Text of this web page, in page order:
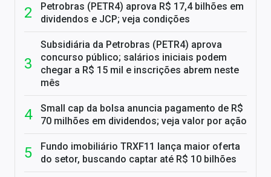
Petrobras (PETR4) aprova R$ 17,4 bilhões em
dividendos e JCP; veja condições
Subsidiária da Petrobras (PETR4) aprova
concurso público; salários iniciais podem
chegar a R$ 15 mil e inscrições abrem neste
mês
Small cap da bolsa anuncia pagamento de R$
70 milhões em dividendos; veja valor por ação
Fundo imobiliário TRXF11 lança maior oferta
do setor, buscando captar até R$ 10 bilhões